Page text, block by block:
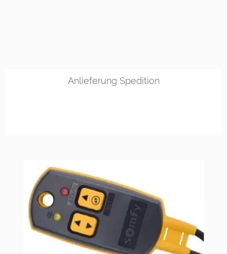
Anlieferung Spedition